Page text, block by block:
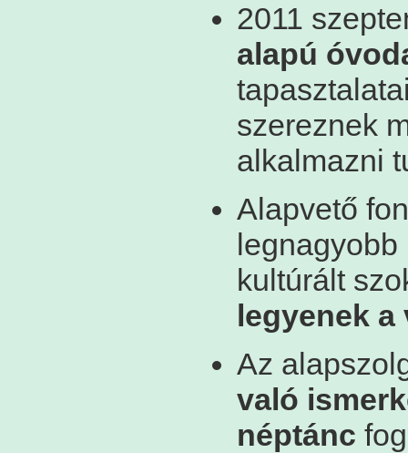
2011
alapú
szereznek
alkalmazni
Alapvető
kultúrált
legyenek
Az
való
néptánc